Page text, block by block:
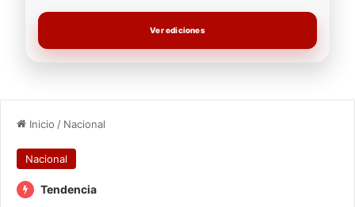
Ver ediciones
Inicio / Nacional
Nacional
Tendencia